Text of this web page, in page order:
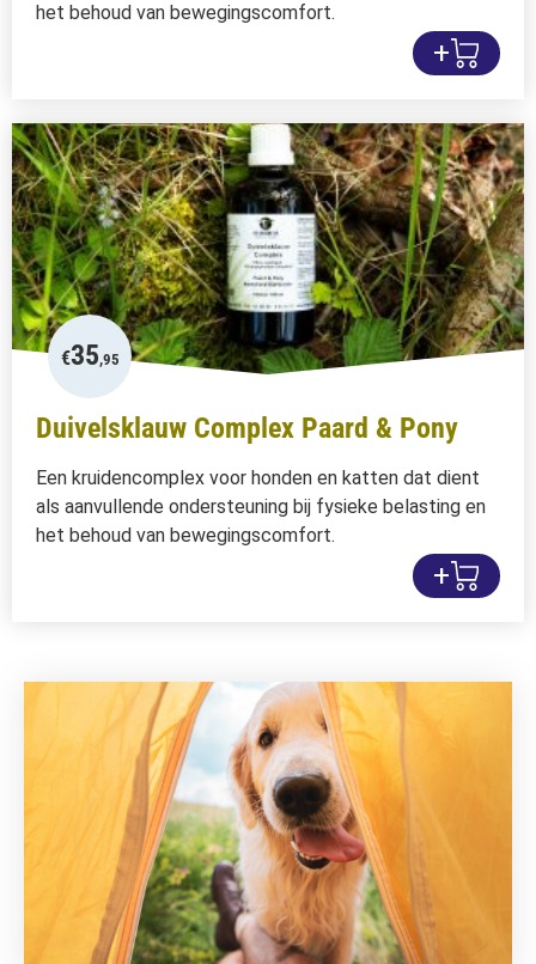
het behoud van bewegingscomfort.
+
€35,95
Duivelsklauw Complex Paard & Pony
Een kruidencomplex voor honden en katten dat dient
als aanvullende ondersteuning bij fysieke belasting en
het behoud van bewegingscomfort.
+